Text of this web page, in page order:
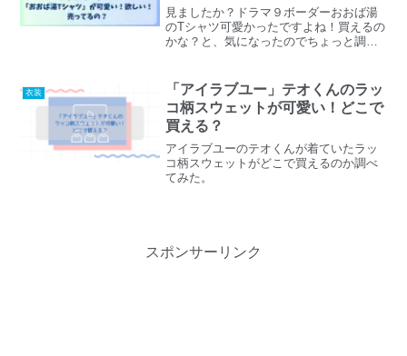
見ましたか？ドラマ９ボーダーおおば湯
のTシャツ可愛かったですよね！買えるの
かな？と、気になったのでちょっと調べ
衣装
「アイラブユー」テオくんのラッ
コ柄スウェットが可愛い！どこで
買える？
アイラブユーのテオくんが着ていたラッ
コ柄スウェットがどこで買えるのか調べ
てみた。
スポンサーリンク